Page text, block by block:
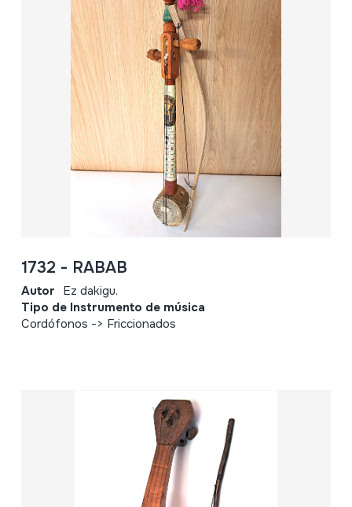
1732 - RABAB
Autor Ez dakigu.
Tipo de Instrumento de música
Cordófonos -> Friccionados